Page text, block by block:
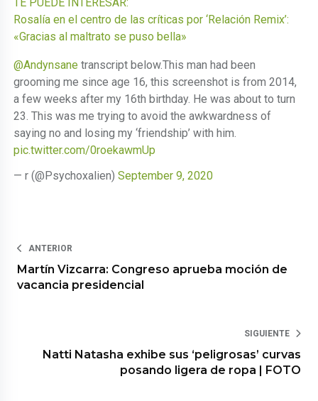
Rosalía en el centro de las críticas por ‘Relación Remix’:
«Gracias al maltrato se puso bella»
@Andynsane transcript below.This man had been
grooming me since age 16, this screenshot is from 2014,
a few weeks after my 16th birthday. He was about to turn
23. This was me trying to avoid the awkwardness of
saying no and losing my ‘friendship’ with him.
pic.twitter.com/0roekawmUp
— r (@Psychoxalien)September 9, 2020
ANTERIOR
Martín Vizcarra: Congreso aprueba moción de
vacancia presidencial
SIGUIENTE
Natti Natasha exhibe sus ‘peligrosas’ curvas
posando ligera de ropa | FOTO